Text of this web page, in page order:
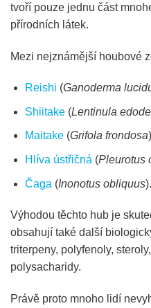
tvoří pouze jednu část
přírodních látek.
Mezi nejznámější houbové
Reishi (Ganoderma
Shiitake (Lentinula
Maitake (Grifola frondosa
Hlíva ústřičná (Pleurotus
Čaga (Inonotus obliquus).
Výhodou těchto hub je
obsahují také další
triterpeny, polyfenoly,
polysacharidy.
Právě proto mnoho lidí